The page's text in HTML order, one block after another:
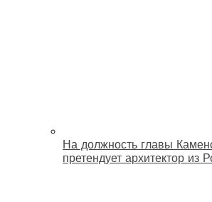
На должность главы
претендует архитектор из